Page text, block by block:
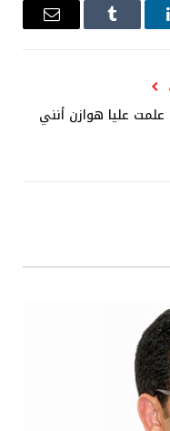
Tumblr
البريد
علمت عليا هوازن أنني